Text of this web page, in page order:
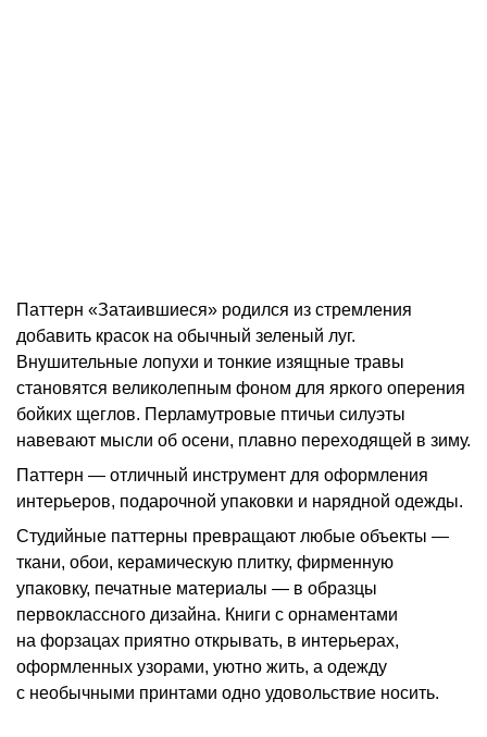
Паттерн «Затаившиеся» родился из стремления
добавить красок на обычный зеленый луг.
Внушительные лопухи и тонкие изящные травы
становятся великолепным фоном для яркого оперения
бойких щеглов. Перламутровые птичьи силуэты
навевают мысли об осени, плавно переходящей в зиму.
Паттерн — отличный инструмент для оформления
интерьеров, подарочной упаковки и нарядной одежды.
Студийные паттерны превращают любые объекты —
ткани, обои, керамическую плитку, фирменную
упаковку, печатные материалы — в образцы
первоклассного дизайна. Книги с орнаментами
на форзацах приятно открывать, в интерьерах,
оформленных узорами, уютно жить, а одежду
с необычными принтами одно удовольствие носить.